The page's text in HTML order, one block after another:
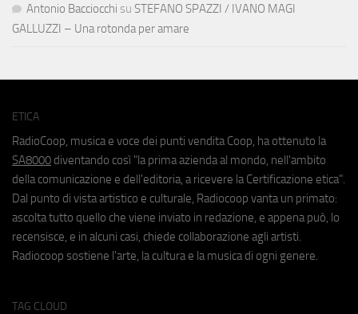
Antonio Bacciocchi su STEFANO SPAZZI / IVANO MAGI
GALLUZZI – Una rotonda per amare
ETICA
RadioCoop, musica e voce dei punti vendita Coop, ha ottenuto la
SA8000 diventando così "la prima azienda al mondo, nell'ambito
della comunicazione e dell'editoria, a ricevere la Certificazione etica".
Dal punto di vista artistico e culturale, Radiocoop vanta un primato:
ascolta tutto quello che viene inviato in redazione, e appena può, lo
recensisce, e in alcuni casi, chiede collaborazione agli artisti.
Radiocoop sostiene l'arte, la cultura e la musica di ogni genere.
TAG CLOUD